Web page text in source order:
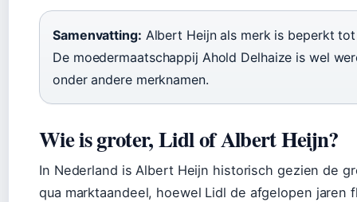
Samenvatting: Albert Heijn als merk is beperkt
De moedermaatschappij Ahold Delhaize is wel
onder andere merknamen.
Wie is groter, Lidl of Albert Heijn?
In Nederland is Albert Heijn historisch gezien de
qua marktaandeel, hoewel Lidl de afgelopen jaren